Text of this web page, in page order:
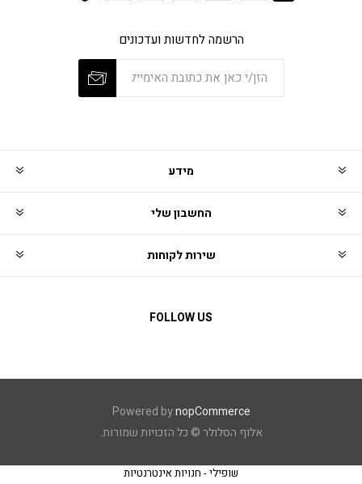
הרשמה לחדשות ועדכונים
מידע
החשבון שלי
שירות לקוחות
FOLLOW US
Powered bynopCommerce
אלוף הסלולר © כל הזכויות שמורות.
שופילי - חנויות אינטרנטיות